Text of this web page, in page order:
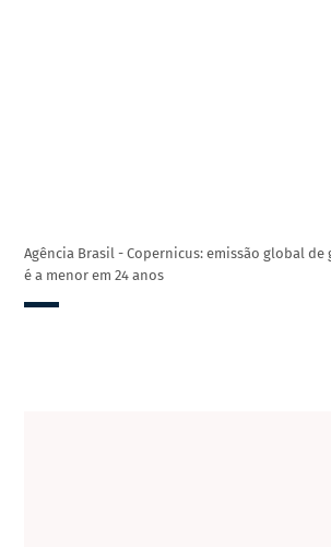
Agência Brasil - Copernicus: emissão global
é a menor em 24 anos